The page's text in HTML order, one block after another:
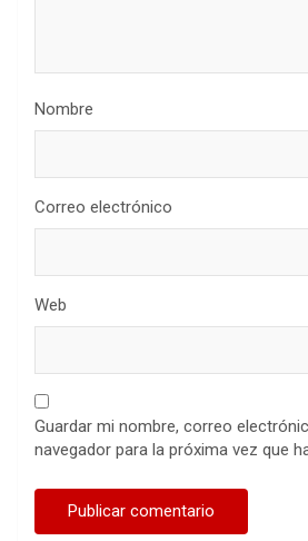
Nombre
Correo electrónico
Web
Guardar mi nombre, correo
navegador para la próxima vez que